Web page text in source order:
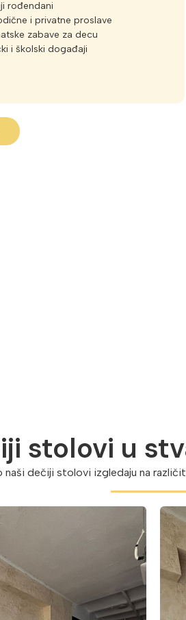
rođendani
i privatne proslave
zabave za decu
i školski događaji
stolovi u
naši dečiji stolovi izgledaju na